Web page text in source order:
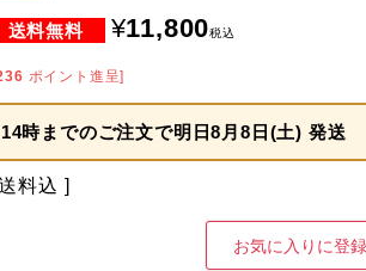
¥11,800税込
ポイント進呈]
14時までのご注文で明日8月8日(土) 発送
料込
お気に入りに登